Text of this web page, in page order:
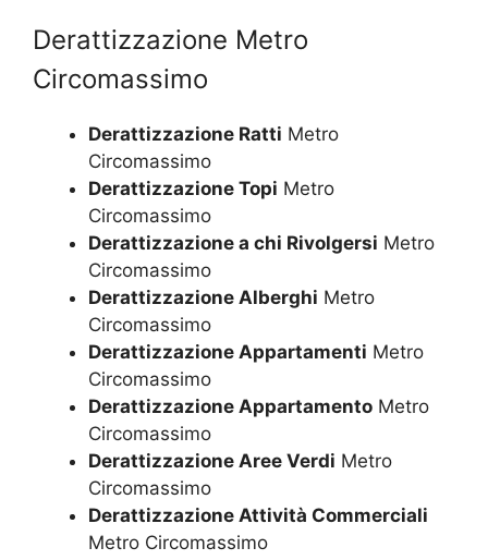
Derattizzazione Metro
Circomassimo
Derattizzazione Ratti Metro
Circomassimo
Derattizzazione Topi Metro
Circomassimo
Derattizzazione a chi Rivolgersi Metro
Circomassimo
Derattizzazione Alberghi Metro
Circomassimo
Derattizzazione Appartamenti Metro
Circomassimo
Derattizzazione Appartamento Metro
Circomassimo
Derattizzazione Aree Verdi Metro
Circomassimo
Derattizzazione Attività Commerciali
Metro Circomassimo